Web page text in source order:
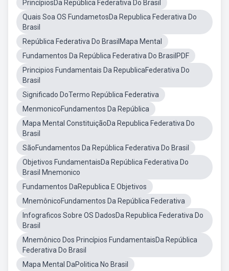
PrincípiosDa República Federativa Do Brasil
Quais Soa OS FundametosDa Republica Federativa Do
Brasil
República Federativa Do BrasilMapa Mental
Fundamentos Da República Federativa Do BrasilPDF
Principios Fundamentais Da RepublicaFederativa Do
Brasil
Significado DoTermo República Federativa
MenmonicoFundamentos Da República
Mapa Mental ConstituiçãoDa Republica Federativa Do
Brasil
SãoFundamentos Da República Federativa Do Brasil
Objetivos FundamentaisDa República Federativa Do
Brasil Mnemonico
Fundamentos DaRepublica E Objetivos
MnemônicoFundamentos Da República Federativa
Infograficos Sobre OS DadosDa Republica Federativa Do
Brasil
Mnemônico Dos Princípios FundamentaisDa República
Federativa Do Brasil
Mapa Mental DaPolitica No Brasil